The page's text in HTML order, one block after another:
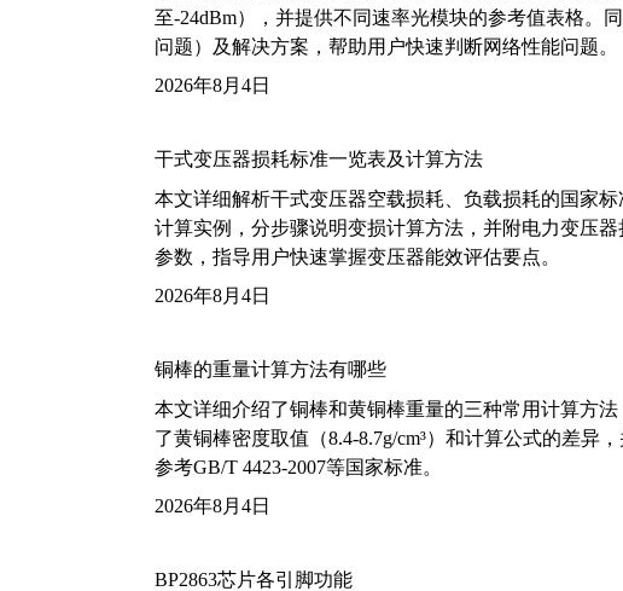
至-24dBm），并提供不同速率光模块的参考值表格。
问题）及解决方案，帮助用户快速判断网络性能问题。
2026年8月4日
干式变压器损耗标准一览表及计算方法
本文详细解析干式变压器空载损耗、负载损耗的国家
计算实例，分步骤说明变损计算方法，并附电力变压
参数，指导用户快速掌握变压器能效评估要点。
2026年8月4日
铜棒的重量计算方法有哪些
本文详细介绍了铜棒和黄铜棒重量的三种常用计算方
了黄铜棒密度取值（8.4-8.7g/cm³）和计算公式的差异
参考GB/T 4423-2007等国家标准。
2026年8月4日
BP2863芯片各引脚功能